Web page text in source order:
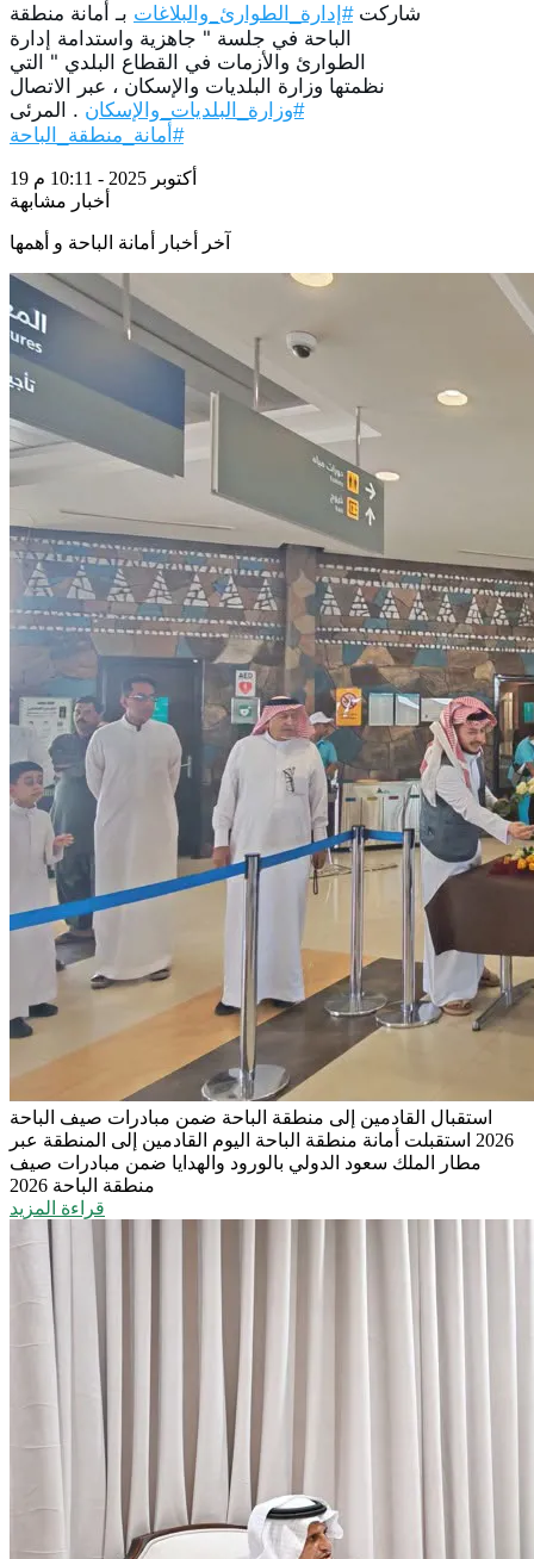
شاركت#إدارة_الطوارئ_والبلاغات بـ أمانة منطقة
الباحة في جلسة " جاهزية واستدامة إدارة
الطوارئ والأزمات في القطاع البلدي " التي
نظمتها وزارة البلديات والإسكان ، عبر الاتصال
المرئى . #وزارة_البلديات_والإسكان
#أمانة_منطقة_الباحة
19 أكتوبر 2025 - 10:11 م
أخبار مشابهة
آخر أخبار أمانة الباحة و أهمها
استقبال القادمين إلى منطقة الباحة ضمن مبادرات صيف الباحة
2026 استقبلت أمانة منطقة الباحة اليوم القادمين إلى المنطقة عبر
مطار الملك سعود الدولي بالورود والهدايا ضمن مبادرات صيف
منطقة الباحة 2026
قراءة المزيد